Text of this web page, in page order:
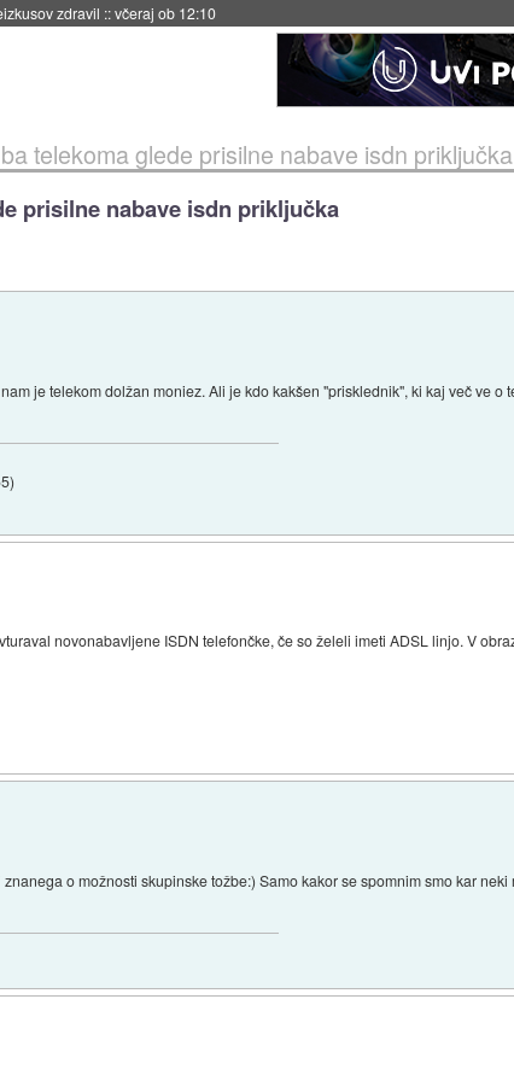
naslednji dve leti::včeraj ob 11:37
telekoma glede prisilne nabave isdn priključka
prisilne nabave isdn priključka
je telekom dolžan moniez. Ali je kdo kakšen "prisklednik", ki kaj več ve o
)
novonabavljene ISDN telefončke, če so želeli imeti ADSL linjo. V
o možnosti skupinske tožbe:) Samo kakor se spomnim smo kar